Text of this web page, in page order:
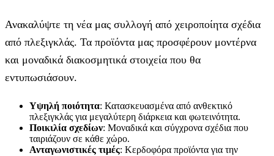
Ανακαλύψτε τη νέα μας συλλογή από χειροποίητα σχέδια
από πλεξιγκλάς. Τα προϊόντα μας προσφέρουν μοντέρνα
και μοναδικά διακοσμητικά στοιχεία που θα
εντυπωσιάσουν.
Υψηλή ποιότητα: Κατασκευασμένα από ανθεκτικό
πλεξιγκλάς για μεγαλύτερη διάρκεια και φωτεινότητα.
Ποικιλία σχεδίων: Μοναδικά και σύγχρονα σχέδια που
ταιριάζουν σε κάθε χώρο.
Ανταγωνιστικές τιμές: Κερδοφόρα προϊόντα για την